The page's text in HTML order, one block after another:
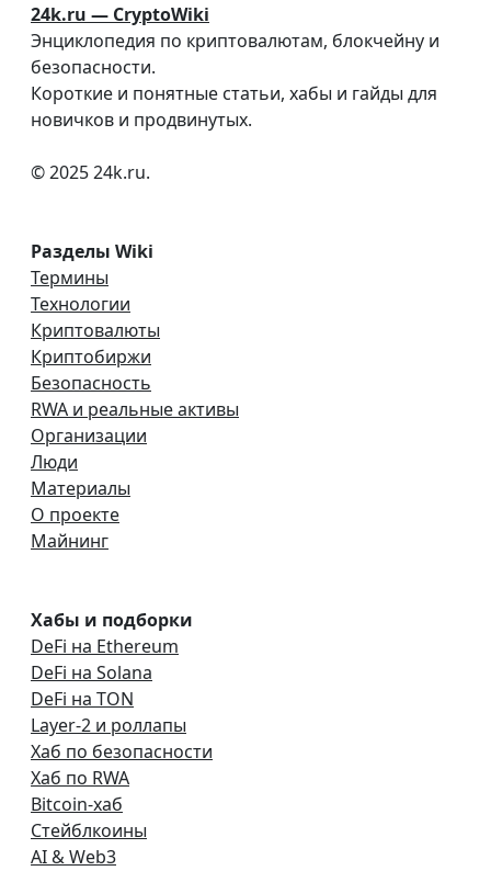
24k.ru — CryptoWiki
Энциклопедия по криптовалютам, блокчейну и
безопасности.
Короткие и понятные статьи, хабы и гайды для
новичков и продвинутых.
© 2025 24k.ru.
Разделы Wiki
Термины
Технологии
Криптовалюты
Криптобиржи
Безопасность
RWA и реальные активы
Организации
Люди
Материалы
О проекте
Майнинг
Хабы и подборки
DeFi на Ethereum
DeFi на Solana
DeFi на TON
Layer-2 и роллапы
Хаб по безопасности
Хаб по RWA
Bitcoin-хаб
Стейблкоины
AI & Web3